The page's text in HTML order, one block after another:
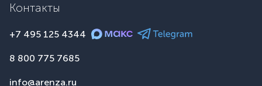
Контакты
+7 495 125 4344
8 800 775 7685
info@arenza.ru